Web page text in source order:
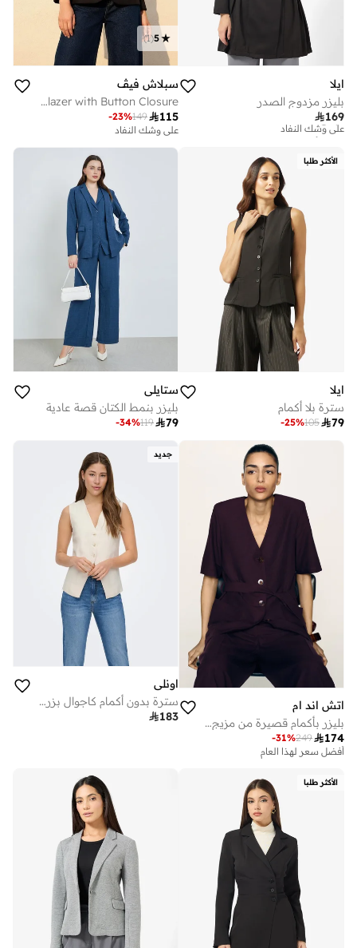
ايلا
بليزر مزدوج الصدر
169
تم بيع أكثر من 10 مؤخرا
على وشك النفاد
تم بيع أكثر من 10 مؤخرا
على وشك النفاد
5
(
1
)
سبلاش فيڤ
Regular Fit Twill Blazer with Button Closure
115
149
-23%
على وشك النفاد
الأكثر طلبا
ايلا
سترة بلا أكمام
79
105
-25%
ستايلي
بليزر بنمط الكتان قصة عادية
79
119
-34%
اتش اند ام
بليزر بأكمام قصيرة من مزيج الكتّان
174
249
-31%
أفضل سعر لهذا العام
جديد
اونلي
سترة بدون أكمام كاجوال بزر واحد
183
الأكثر طلبا